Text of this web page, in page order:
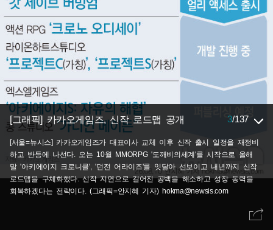
[그래픽] 카카오게임즈, 신작 로드맵 공개 3/137
[서울=뉴시스] 카카오게임즈가 대표이사 교체 이후 신작 출시 일정을 재정비
하고 반등에 나선다. 오는 10월 MMORPG '도깨비의세계'를 시작으로 올해
말 '아키에이지 크로니클', '던전 어라이즈'를 잇달아 선보이고 내년까지 신작
로드맵을 구체화했다. 신작 지연으로 길어진 공백을 해소하고 성장 동력을
회복하겠다는 전략이다. (그래픽=안지혜 기자) hokma@newsis.com